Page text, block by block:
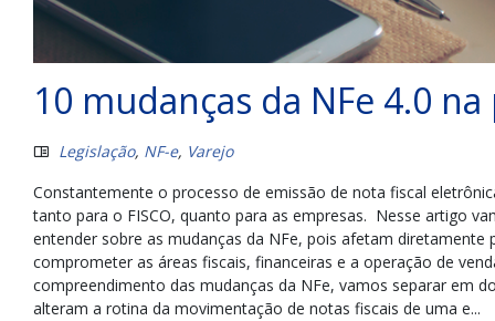
10 mudanças da NFe 4.0
Legislação, NF-e, Varejo
Constantemente o processo de emissão de nota fiscal
tanto para o FISCO, quanto para as empresas. Nesse artigo
entender sobre as mudanças da NFe, pois afetam
comprometer as áreas fiscais, financeiras e a operação de
compreendimento das mudanças da NFe, vamos separar em
alteram a rotina da movimentação de notas fiscais de uma e...